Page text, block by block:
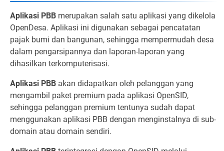
Aplikasi PBB merupakan salah satu aplikasi yang dikelola
OpenDesa. Aplikasi ini digunakan sebagai pencatatan
pajak bumi dan bangunan, sehingga mempermudah desa
dalam pengarsipannya dan laporan-laporan yang
dihasilkan terkomputerisasi.
Aplikasi PBB akan didapatkan oleh pelanggan yang
mengambil paket premium pada aplikasi OpenSID,
sehingga pelanggan premium tentunya sudah dapat
menggunakan aplikasi PBB dengan menginstalnya di sub-
domain atau domain sendiri.